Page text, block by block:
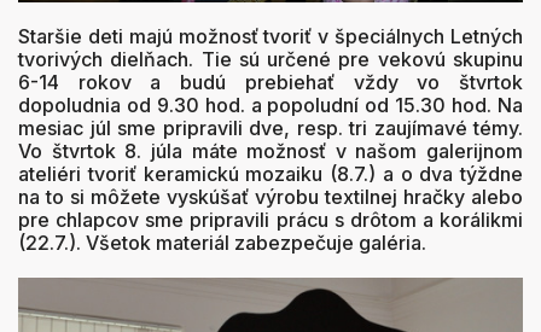
Staršie deti majú možnosť tvoriť v špeciálnych Letných
tvorivých dielňach. Tie sú určené pre vekovú skupinu
6-14 rokov a budú prebiehať vždy vo štvrtok
dopoludnia od 9.30 hod. a popoludní od 15.30 hod. Na
mesiac júl sme pripravili dve, resp. tri zaujímavé témy.
Vo štvrtok 8. júla máte možnosť v našom galerijnom
ateliéri tvoriť keramickú mozaiku (8.7.) a o dva týždne
na to si môžete vyskúšať výrobu textilnej hračky alebo
pre chlapcov sme pripravili prácu s drôtom a korálikmi
(22.7.). Všetok materiál zabezpečuje galéria.